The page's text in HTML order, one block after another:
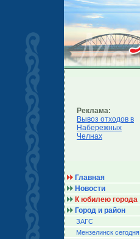
Реклама:
Вывоз отходов в
Набережных
Челнах
Главная
Новости
К юбилею города
Город и район
ЗАГС
Мензелинск сегодня